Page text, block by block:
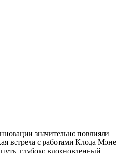
значительно повлияли
встреча с работами Клода Моне
глубоко вдохновленный